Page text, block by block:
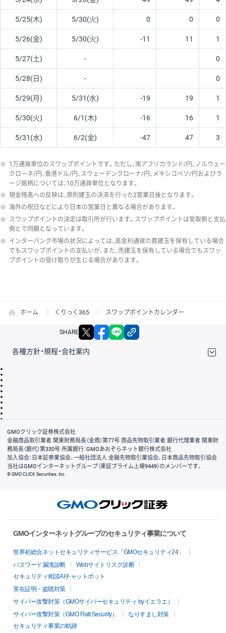
5/25(木) 5/30(火) 0 0 0
5/26(金) 5/30(火) -11 11 1
5/27(土) - 0
5/28(日) - 0
5/29(月) 5/31(水) -19 19 1
5/30(火) 6/1(木) -16 16 1
5/31(水) 6/2(金) -47 47 3
※ 1万通貨単位のスワップポイントです。ただし、南アフリカランド/円、ノルウェー
クローネ/円、香港ドル/円、スウェーデンクローナ/円、メキシコペソ/円およびラ
ージ銘柄については、10万通貨単位となります。
※ 現金残高への反映は、原則建玉の決済を行った2営業日後となります。
※ 海外の祝日などにより日本の営業日と異なる場合があります。
※ スワップポイントの決定は取引所が行います。スワップポイントは受取側と支払
側とで同額となっています。
※ インターバンク市場の状況によっては、高金利通貨の買建玉を保有している場合
でもスワップポイントの支払いが、また、売建玉を保有している場合でもスワッ
プポイントの受け取りが生じる場合があります。
ホーム くりっく365 スワップポイントカレンダー
SHARE X facebook
各種方針・規程・会社案内
会社案内
GMOクリック証券株式会社
金融商品取引業者 関東財務局長（金商）第77号 商品先物取引業者 銀行代理業者 関東財
務局長（銀代）第330号 所属銀行：GMOあおぞらネット銀行株式会社
加入協会：日本証券業協会、一般社団法人 金融先物取引業協会、日本商品先物取引協会
当社はGMOインターネットグループ（東証プライム上場9449）のメンバーです。
© GMO CLICK Securities, Inc.
GMOインターネットグループのセキュリティ事業について
世界初総合ネットセキュリティサービス「GMOセキュリティ24」
パスワード漏洩診断
Webサイトリスク診断
セキュリティ相談AIチャットボット
実在証明・盗聴対策
サイバー攻撃対策（GMOサイバーセキュリティ byイエラエ）
サイバー攻撃対策（GMO Flatt Security）
なりすまし対策
セキュリティ事業の軌跡